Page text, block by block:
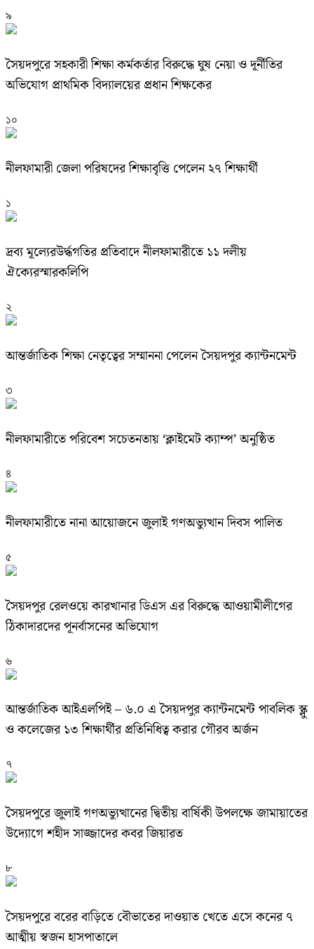
৯
সৈয়দপুরে সহকারী শিক্ষা কর্মকর্তার বিরুদ্ধে ঘুষ নেয়া ও দূর্নীতির
অভিযোগ প্রাথমিক বিদ্যালয়ের প্রধান শিক্ষকের
১০
নীলফামারী জেলা পরিষদের শিক্ষাবৃত্তি পেলেন ২৭ শিক্ষার্থী
১
দ্রব্য মূল্যেরউর্দ্ধগতির প্রতিবাদে নীলফামারীতে ১১ দলীয়
ঐক্যেরস্মারকলিপি
২
আন্তর্জাতিক শিক্ষা নেতৃত্বের সম্মাননা পেলেন সৈয়দপুর ক্যান্টনমেন্ট
৩
নীলফামারীতে পরিবেশ সচেতনতায় ‘ক্লাইমেট ক্যাম্প’ অনুষ্ঠিত
৪
নীলফামারীতে নানা আয়োজনে জুলাই গণঅভ্যুত্থান দিবস পালিত
৫
সৈয়দপুর রেলওয়ে কারখানার ডিএস এর বিরুদ্ধে আওয়ামীলীগের
ঠিকাদারদের পূনর্বাসনের অভিযোগ
৬
আন্তর্জাতিক আইএলপিই – ৬.০ এ সৈয়দপুর ক্যান্টনমেন্ট পাবলিক স্ক্লু
ও কলেজের ১৩ শিক্ষার্থীর প্রতিনিধিত্ব করার গৌরব অর্জন
৭
সৈয়দপুরে জুলাই গণঅভ্যুত্থানের দ্বিতীয় বার্ষিকী উপলক্ষে জামায়াতের
উদ্যোগে শহীদ সাজ্জাদের কবর জিয়ারত
৮
সৈয়দপুরে বরের বাড়িতে বৌভাতের দাওয়াত খেতে এসে কনের ৭
আত্মীয় স্বজন হাসপাতালে